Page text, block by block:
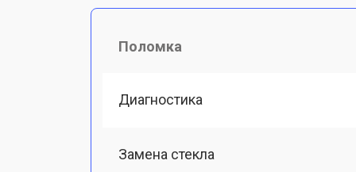
Поломка
Диагностика
Замена стекла